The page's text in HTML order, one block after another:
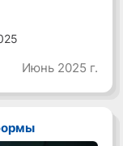
Июнь 2025 г.